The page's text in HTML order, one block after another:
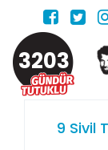
3203
9 Sivil